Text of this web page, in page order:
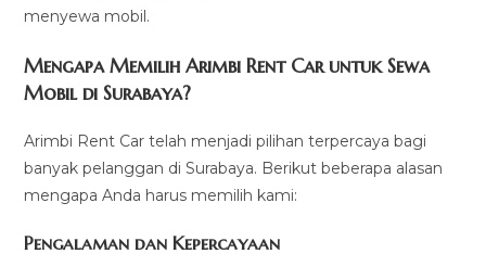
menyewa mobil.
Mengapa Memilih Arimbi Rent Car untuk Sewa
Mobil di Surabaya?
Arimbi Rent Car telah menjadi pilihan terpercaya bagi
banyak pelanggan di Surabaya. Berikut beberapa alasan
mengapa Anda harus memilih kami:
Pengalaman dan Kepercayaan